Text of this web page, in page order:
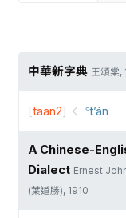
中華新字典 王頌棠,
[taan2] ꜂t’án
A Chinese-
Dialect Ernest
(葉道勝), 1910